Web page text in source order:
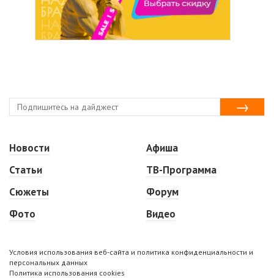
Новости
Статьи
Сюжеты
Фото
Афиша
ТВ-Программа
Форум
Видео
Условия использования веб-сайта и политика конфиденциальности и
персональных данных
Политика использования cookies